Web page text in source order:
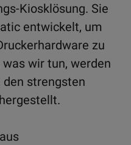
Kiosklösung. Sie
entwickelt, um
zu
wir tun, werden
den strengsten